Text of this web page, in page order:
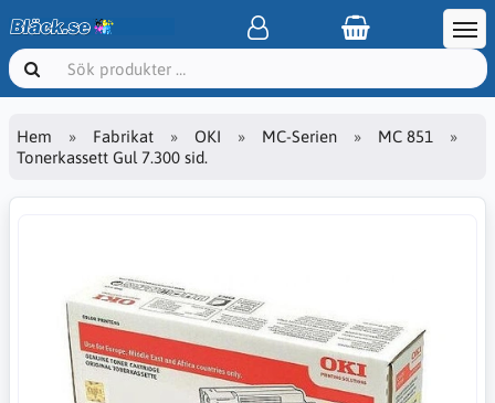
Hem Fabrikat OKI MC-Serien
MC 851
Tonerkassett Gul 7.300 sid.